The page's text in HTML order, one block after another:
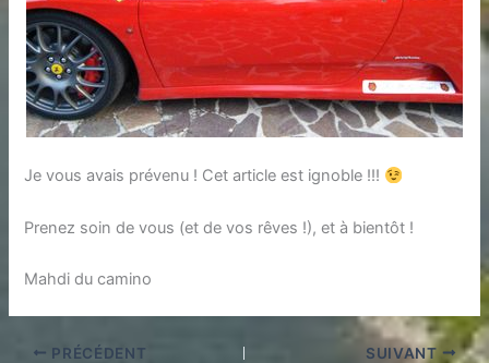
Je vous avais prévenu ! Cet article est ignoble !!!
Prenez soin de vous (et de vos rêves !), et à bientôt !
Mahdi du camino
PRÉCÉDENT SUIVANT